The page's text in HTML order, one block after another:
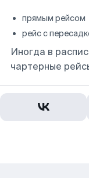
прямым рейсом
рейс с
Иногда в
чартерные